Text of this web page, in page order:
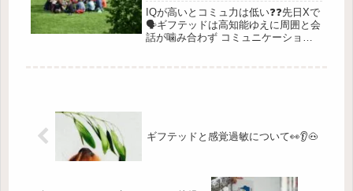
IQが高いとコミュ力は低い❓❓先日Xで
🗣️ギフテッドは高知能ゆえに周囲と会
話が噛み合わず コミュニケーション
ギフテッドと感覚過敏について👀👂🐽